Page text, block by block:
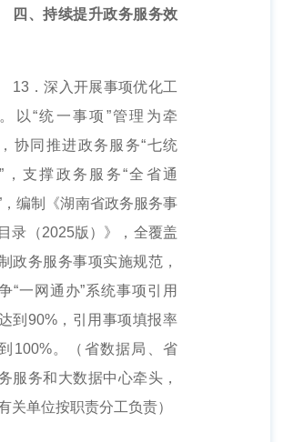
四、持续提升政务服务效
．深入开展事项优化工
以“统一事项”管理为牵
协同推进政务服务“七统
，支撑政务服务“全省通
，编制《湖南省政务服务事
录（2025版）》，全覆盖
政务服务事项实施规范，
“一网通办”系统事项引用
到90%，引用事项填报率
100%。（省数据局、省
服务和大数据中心牵头，
关单位按职责分工负责）